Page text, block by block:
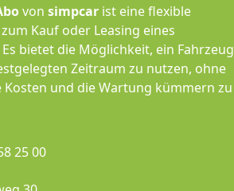
von simpcar ist eine flexible
Kauf oder Leasing eines
bietet die Möglichkeit, ein Fahrzeug
Zeitraum zu nutzen, ohne
Kosten und die Wartung kümmern zu
25 00